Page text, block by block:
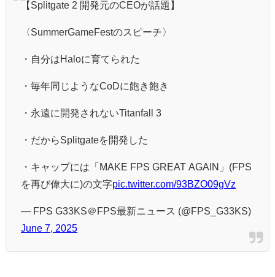
【Splitgate 2 開発元のCEOが話題】
〈SummerGameFestのスピーチ〉
・自分はHaloに育てられた
・毎年同じようなCoDに飽き飽き
・永遠に開発されないTitanfall 3
・だからSplitgateを開発した
・キャップには「MAKE FPS GREAT AGAIN」(FPS
を再び偉大に)の文字pic.twitter.com/93BZO09gVz
— FPS G33KS＠FPS最新ニュース (@FPS_G33KS)
June 7, 2025